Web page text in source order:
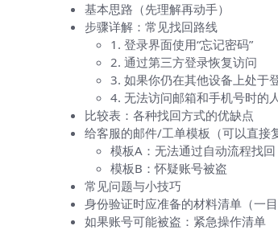
基本思路（先理解再动手）
步骤详解：常见找回路线
1. 登录界面使用“忘记密码”
2. 通过第三方登录恢复访问
3. 如果你仍在其他设备上处于
4. 无法访问邮箱和手机号时的
比较表：各种找回方式的优缺点
给客服的邮件/工单模板（可以直接
模板A：无法通过自动流程找
模板B：怀疑账号被盗
常见问题与小技巧
身份验证时应准备的材料清单（一目
如果账号可能被盗：紧急操作清单